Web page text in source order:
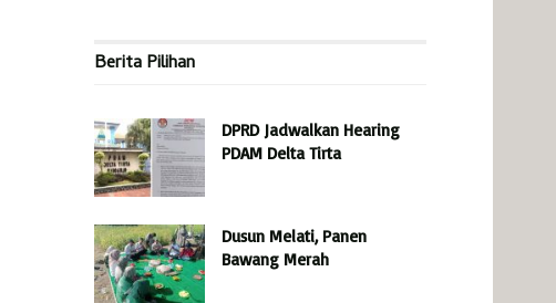
Berita Pilihan
DPRD Jadwalkan Hearing
PDAM Delta Tirta
Dusun Melati, Panen
Bawang Merah